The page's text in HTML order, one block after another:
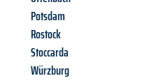
Potsdam
Rostock
Stoccarda
Würzburg